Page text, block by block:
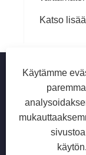
Katso
Tietoja
Meidän
Ota meihin
Käytämme
käytön.